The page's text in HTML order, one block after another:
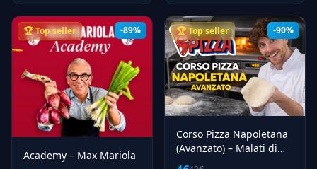
-89%
🏆 Top seller
Academy – Max Mariola
-90%
🏆 Top seller
Corso Pizza Napoletana
(Avanzato) – Malati di